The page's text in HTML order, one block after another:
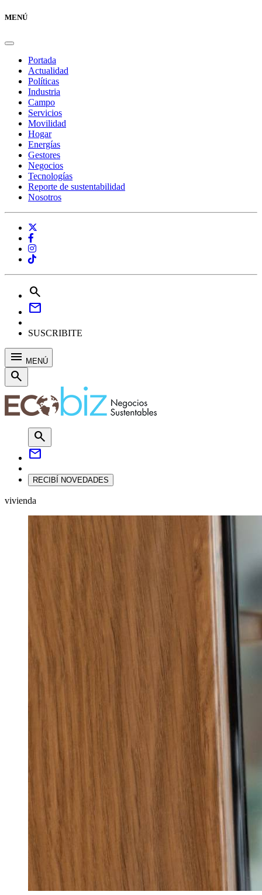
MENÚ
Portada
Actualidad
Políticas
Industria
Campo
Servicios
Movilidad
Hogar
Energías
Gestores
Negocios
Tecnologías
Reporte de sustentabilidad
Nosotros
search
mail
SUSCRIBITE
menu MENÚ
search
search
mail
RECIBÍ NOVEDADES
vivienda